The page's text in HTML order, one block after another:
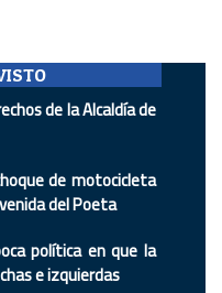
de la Alcaldía de
de motocicleta
del Poeta
política en que la
e izquierdas